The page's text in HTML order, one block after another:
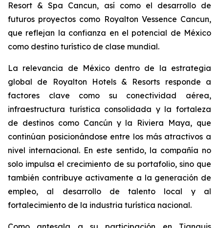
Resort & Spa Cancun, así como el desarrollo de
futuros proyectos como Royalton Vessence Cancun,
que reflejan la confianza en el potencial de México
como destino turístico de clase mundial.
La relevancia de México dentro de la estrategia
global de Royalton Hotels & Resorts responde a
factores clave como su conectividad aérea,
infraestructura turística consolidada y la fortaleza
de destinos como Cancún y la Riviera Maya, que
continúan posicionándose entre los más atractivos a
nivel internacional. En este sentido, la compañía no
solo impulsa el crecimiento de su portafolio, sino que
también contribuye activamente a la generación de
empleo, al desarrollo de talento local y al
fortalecimiento de la industria turística nacional.